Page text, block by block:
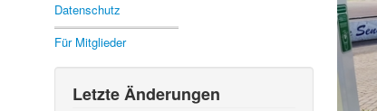
Datenschutz
Für Mitglieder
Letzte Änderungen